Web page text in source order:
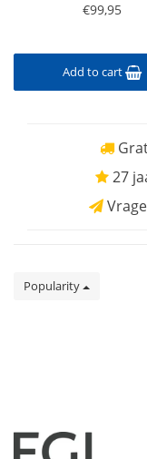
€99,95
Add to cart
27
Popularity